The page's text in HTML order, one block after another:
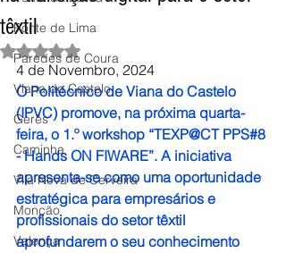
Ponte de Lima
Paredes de Coura
Viana do Castelo
Gerês
Caminha
Vila Nova de Cerveira
Monção
Valença
têxtil
Avaliado com NaN de 5 estrelas.
4 de Novembro, 2024
O Politécnico de Viana do Castelo
(IPVC) promove, na próxima quarta-
feira, o 1.º workshop “TEXP@CT PPS#8
- Hands ON FIWARE”. A iniciativa
apresenta-se como uma oportunidade
estratégica para empresários e
profissionais do setor têxtil
aprofundarem o seu conhecimento